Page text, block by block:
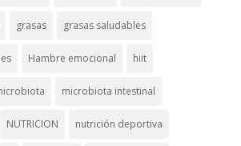
grasas grasas saludables
Hambre emocional hiit
microbiota intestinal
NUTRICION nutrición deportiva